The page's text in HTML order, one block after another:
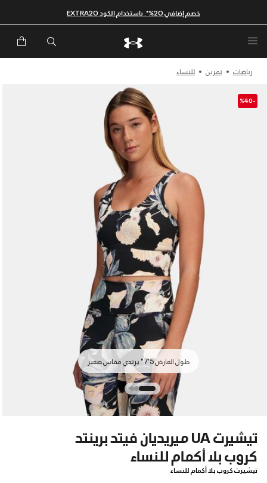
خصم إضافي 20%*. باستخدام الكود EXTRA20
رياضات تمرين للنساء
-%40
طول العارض 5'7" يرتدي مقاس صغير
تيشيرت UA ميريديان فيتد برينتد
كروب بلا أكمام للنساء
تيشيرت كروب بلا أكمام للنساء